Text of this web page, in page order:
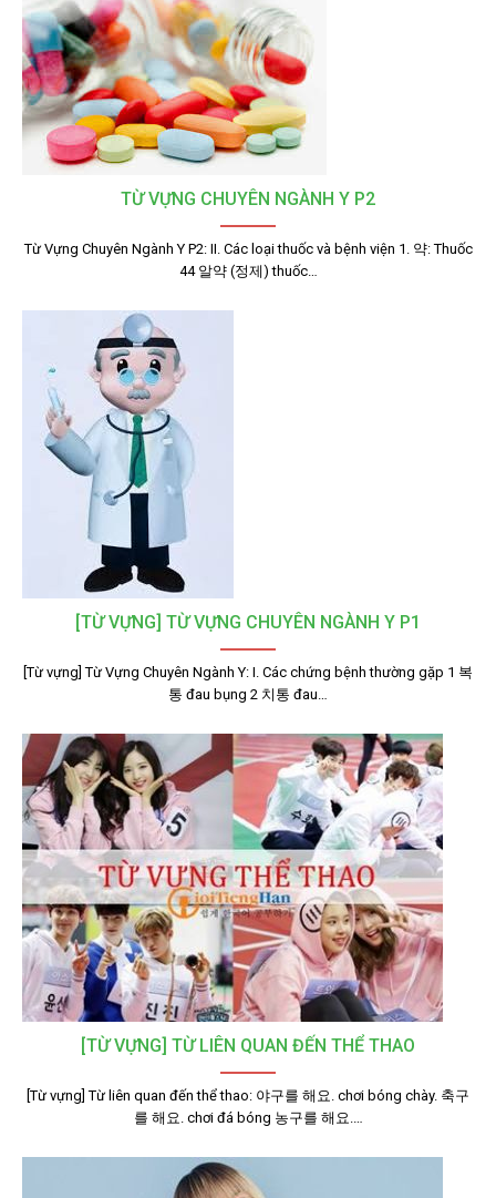
TỪ VỰNG CHUYÊN NGÀNH Y P2
Từ Vựng Chuyên Ngành Y P2: II. Các loại thuốc và bệnh viện 1. 약: Thuốc
44 알약 (정제) thuốc…
[TỪ VỰNG] TỪ VỰNG CHUYÊN NGÀNH Y P1
[Từ vựng] Từ Vựng Chuyên Ngành Y: I. Các chứng bệnh thường gặp 1 복
통 đau bụng 2 치통 đau…
[TỪ VỰNG] TỪ LIÊN QUAN ĐẾN THỂ THAO
[Từ vựng] Từ liên quan đến thể thao: 야구를 해요. chơi bóng chày. 축구
를 해요. chơi đá bóng 농구를 해요.…